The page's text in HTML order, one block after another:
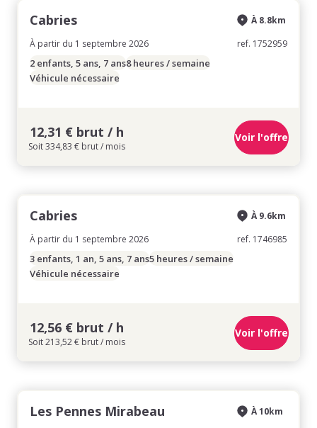
Cabries
À partir du 1 septembre 2026
À 8.8km
ref. 1752959
2 enfants, 5 ans, 7 ans8 heures / semaine
Véhicule nécessaire
12,31 € brut / h
Soit 334,83 € brut / mois
Voir l'offre
Cabries
À partir du 1 septembre 2026
À 9.6km
ref. 1746985
3 enfants, 1 an, 5 ans, 7 ans5 heures / semaine
Véhicule nécessaire
12,56 € brut / h
Soit 213,52 € brut / mois
Voir l'offre
Les Pennes Mirabeau
À 10km